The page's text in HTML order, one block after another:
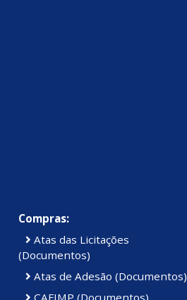
Compras:
Atas das Licitações
(Documentos)
Atas de Adesão (Documentos)
CAFIMP (Documentos)